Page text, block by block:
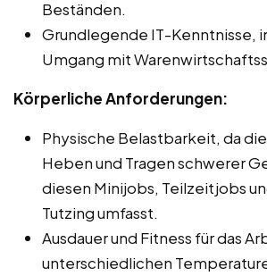
Beständen.
Grundlegende IT-Kenntnisse,
Umgang mit
Körperliche Anforderungen:
Physische Belastbarkeit, da
Heben und Tragen schwerer
diesen Minijobs, Teilzeitjobs
Tutzing umfasst.
Ausdauer und Fitness für das
unterschiedlichen